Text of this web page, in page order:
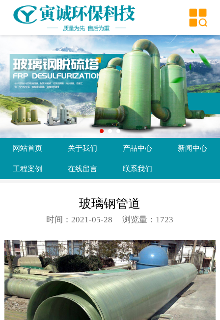
关于我们
产品中心
新闻中心
工程案例
在线留言
网站首页 关于我们 产品中心 新闻中心
工程案例 在线留言 联系我们
玻璃钢管道
时间：2021-05-28 浏览量：1723